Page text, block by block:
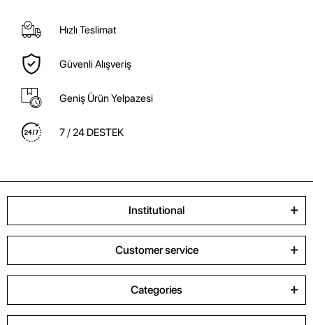
Hızlı Teslimat
Güvenli Alışveriş
Geniş Ürün Yelpazesi
7 / 24 DESTEK
Institutional
Customer service
Categories